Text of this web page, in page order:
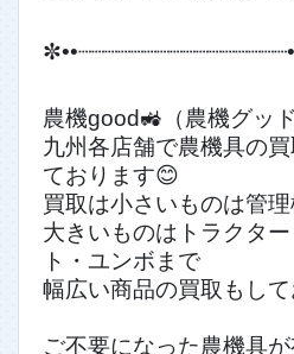
農機good🚜（農機グッ
九州各店舗で農機具の
ております😊
買取は小さいものは管
大きいものはトラクタ
ト・ユンボまで
幅広い商品の買取もして
ご不要になった農機具